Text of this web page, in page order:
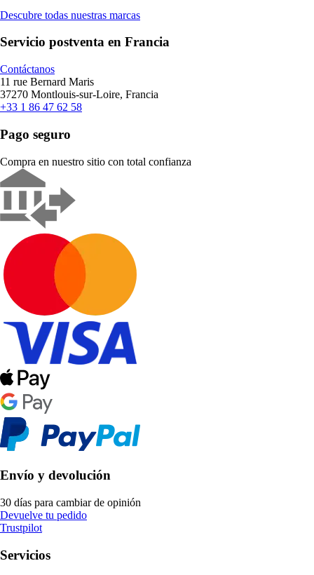
Descubre todas nuestras marcas
Servicio postventa en Francia
Contáctanos
11 rue Bernard Maris
37270 Montlouis-sur-Loire, Francia
+33 1 86 47 62 58
Pago seguro
Compra en nuestro sitio con total confianza
Envío y devolución
30 días para cambiar de opinión
Devuelve tu pedido
Trustpilot
Servicios